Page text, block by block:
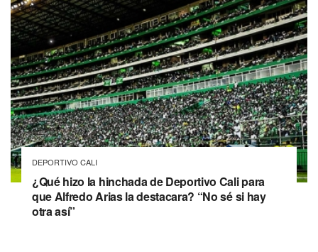
DEPORTIVO CALI
¿Qué hizo la hinchada de Deportivo Cali para
que Alfredo Arias la destacara? “No sé si hay
otra así”